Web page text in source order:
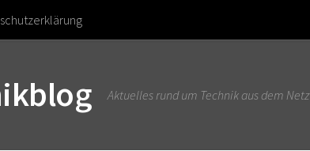
Aktuelles rund um Technik aus dem Netz